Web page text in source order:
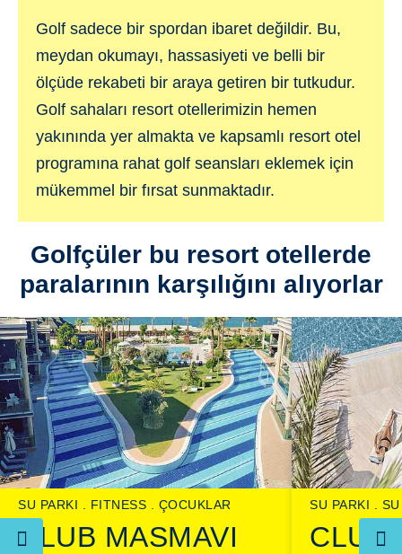
Golf sadece bir spordan ibaret değildir. Bu,
meydan okumayı, hassasiyeti ve belli bir
ölçüde rekabeti bir araya getiren bir tutkudur.
Golf sahaları resort otellerimizin hemen
yakınında yer almakta ve kapsamlı resort otel
programına rahat golf seansları eklemek için
mükemmel bir fırsat sunmaktadır.
Golfçüler bu resort otellerde
paralarının karşılığını alıyorlar
SU PARKI FITNESS ÇOCUKLAR
CLUB MASMAVI
SU PARKI
CLUB